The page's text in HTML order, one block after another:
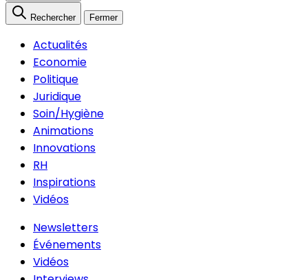
Rechercher Fermer
Actualités
Economie
Politique
Juridique
Soin/Hygiène
Animations
Innovations
RH
Inspirations
Vidéos
Newsletters
Événements
Vidéos